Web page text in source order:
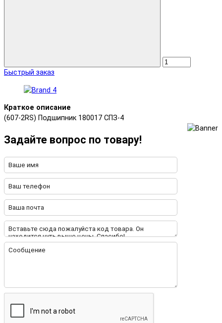
Быстрый заказ
Краткое описание
(607-2RS) Подшипник 180017 СПЗ-4
Задайте вопрос по товару!